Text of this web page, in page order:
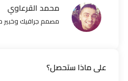
محمد القرعاوي
مصمم جرافيك
على ماذا ستحصل؟